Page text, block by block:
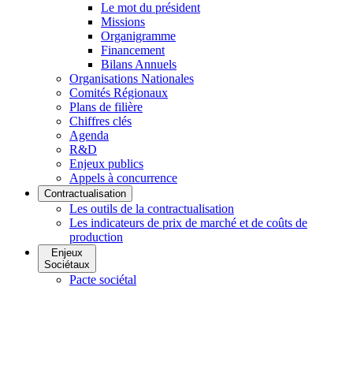
Le mot du président
Missions
Organigramme
Financement
Bilans Annuels
Organisations Nationales
Comités Régionaux
Plans de filière
Chiffres clés
Agenda
R&D
Enjeux publics
Appels à concurrence
Contractualisation
Les outils de la contractualisation
Les indicateurs de prix de marché et de coûts de
production
Enjeux
Sociétaux
Pacte sociétal